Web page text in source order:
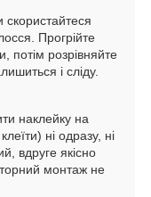
скористайтеся
Прогрійте
потім розрівняйте
і сліду.
наклейку на
ні одразу, ні
вдруге якісно
монтаж не